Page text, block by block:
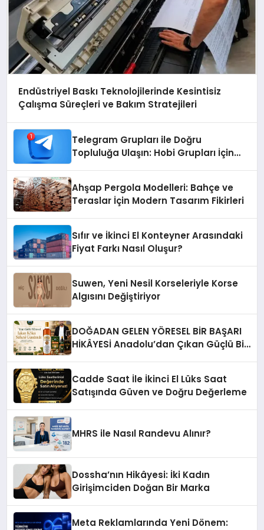
Endüstriyel Baskı Teknolojilerinde Kesintisiz
Çalışma Süreçleri ve Bakım Stratejileri
Telegram Grupları ile Doğru
Topluluğa Ulaşın: Hobi Grupları İçin
Ahşap Pergola Modelleri: Bahçe ve
Teraslar İçin Modern Tasarım Fikirleri
Sıfır ve İkinci El Konteyner Arasındaki
Fiyat Farkı Nasıl Oluşur?
Suwen, Yeni Nesil Korseleriyle Korse
Algısını Değiştiriyor
DOĞADAN GELEN YÖRESEL BİR BAŞARI
HİKÂYESİ Anadolu’dan Çıkan Güçlü Bir
Cadde Saat İle İkinci El Lüks Saat
Satışında Güven ve Doğru Değerleme
MHRS ile Nasıl Randevu Alınır?
Dossha’nın Hikâyesi: İki Kadın
Girişimciden Doğan Bir Marka
Meta Reklamlarında Yeni Dönem: